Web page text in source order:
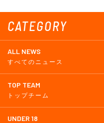
CATEGORY
ALL NEWS
すべてのニュース
TOP TEAM
トップチーム
UNDER 18